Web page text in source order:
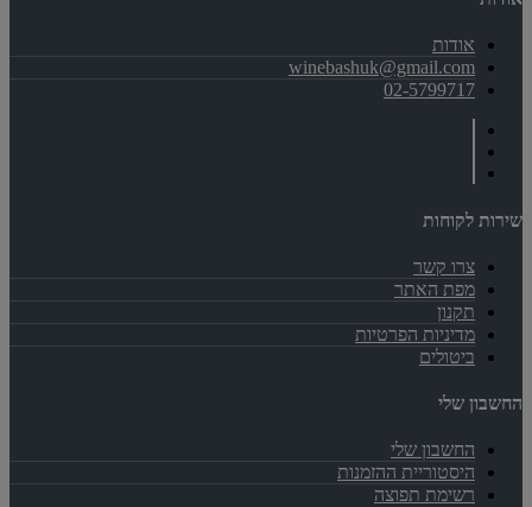
אודות
winebashuk@gmail.com
02-5799717
שירות לקוחות
צרו קשר
מפת האתר
תקנון
מדיניות הפרטיות
ביטולים
החשבון שלי
החשבון שלי
היסטוריית ההזמנות
רשימת תפוצה